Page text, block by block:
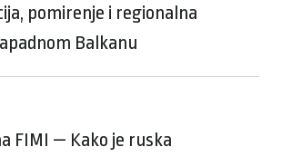
pomirenje i regionalna
Balkanu
FIMI — Kako je ruska